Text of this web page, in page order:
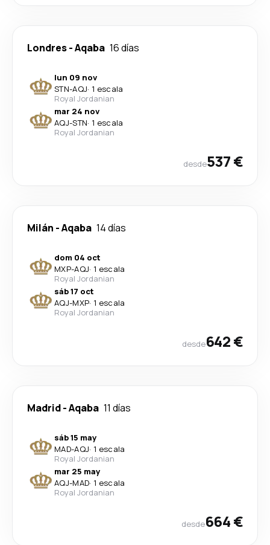
Londres-Aqaba 16 días
lun 09 nov
STN-AQJ· 1 escala
Royal Jordanian
mar 24 nov
AQJ-STN· 1 escala
Royal Jordanian
desde537 €
Milán -Aqaba 14 días
dom 04 oct
MXP-AQJ· 1 escala
Royal Jordanian
sáb 17 oct
AQJ-MXP· 1 escala
Royal Jordanian
desde642 €
Madrid-Aqaba 11 días
sáb 15 may
MAD-AQJ· 1 escala
Royal Jordanian
mar 25 may
AQJ-MAD· 1 escala
Royal Jordanian
desde664 €